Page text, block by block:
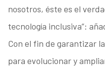
nosotros, éste es el
tecnología inclusiva”:
Con el fin de garantizar
para evolucionar y